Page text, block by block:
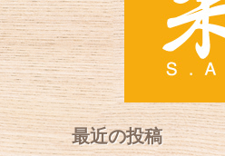
最近の投稿